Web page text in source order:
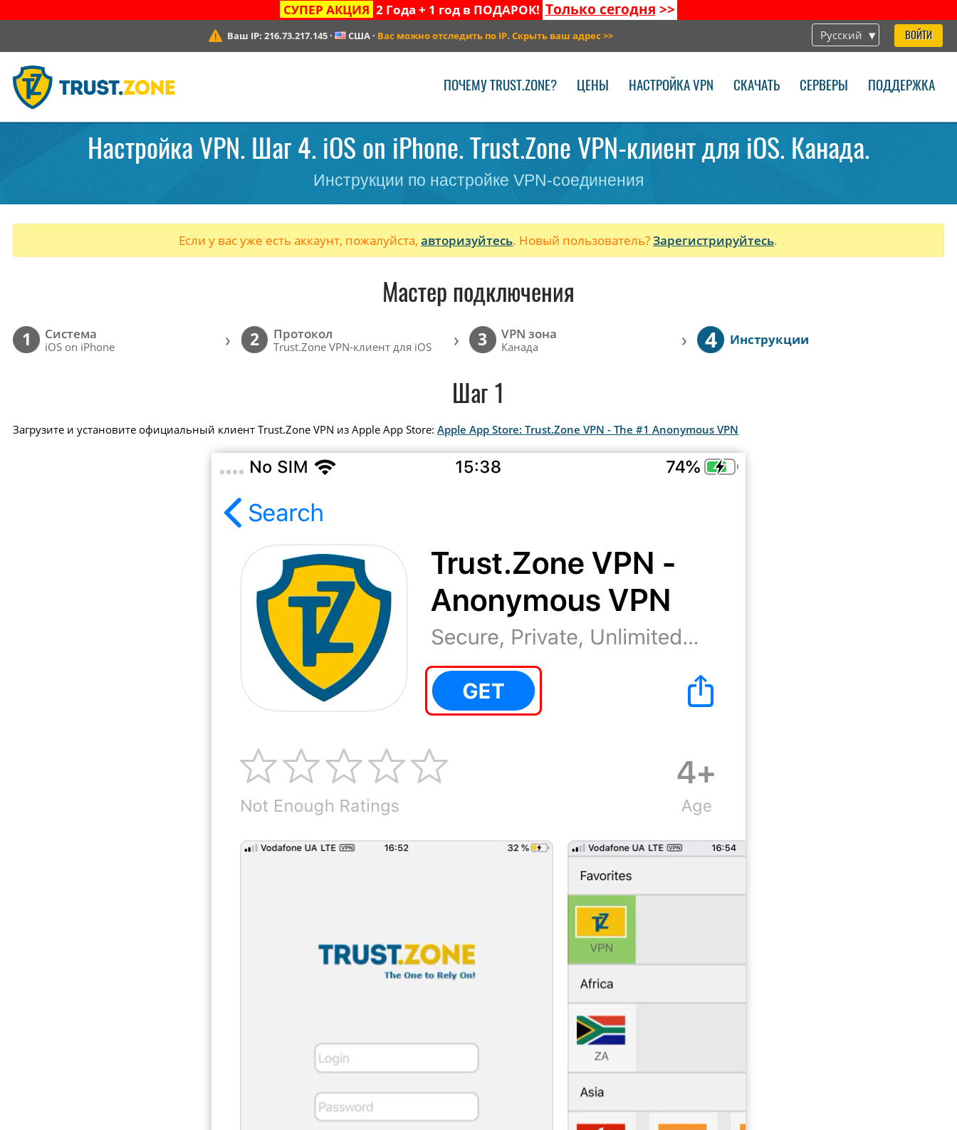
СУПЕР АКЦИЯ 2 Года + 1 год в ПОДАРОК! Только сегодня >>
Русский ВОЙТИ
Ваш IP:216.73.217.145 · США· Вас можно отследить по IP. Скрыть ваш адрес >>
ПОЧЕМУ TRUST.ZONE? ЦЕНЫ НАСТРОЙКА VPN СКАЧАТЬ СЕРВЕРЫ ПОДДЕРЖКА
Настройка VPN. Шаг 4. iOS on iPhone. Trust.Zone VPN-клиент для iOS. Канада.
Инструкции по настройке VPN-соединения
Если у вас уже есть аккаунт, пожалуйста,авторизуйтесь. Новый пользователь?Зарегистрируйтесь.
Мастер подключения
1 Cистема
iOS on iPhone › 2 Протокол
Trust.Zone VPN-клиент для iOS › 3 VPN зона
Канада › 4 Инструкции
Шаг 1
Загрузите и установите официальный клиент Trust.Zone VPN из Apple App Store:Apple App Store: Trust.Zone VPN - The #1 Anonymous VPN